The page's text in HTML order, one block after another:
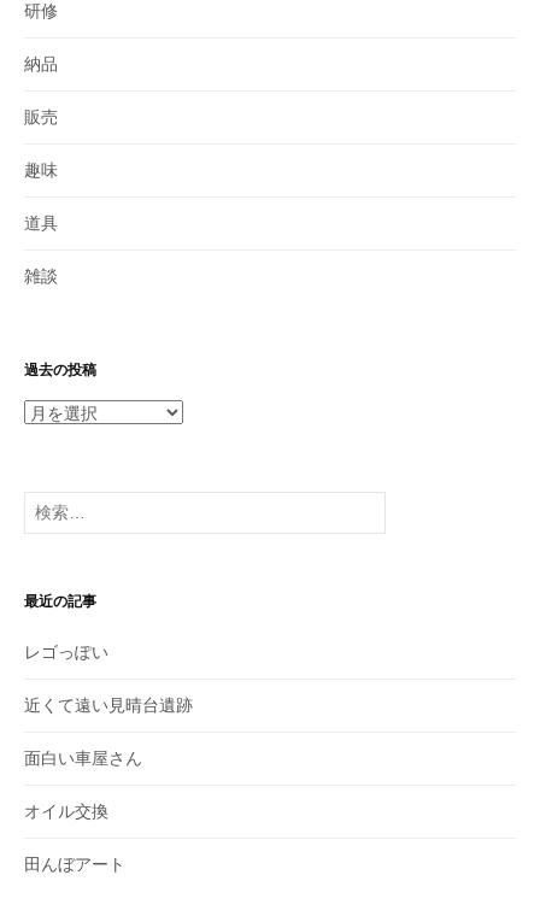
研修
納品
販売
趣味
道具
雑談
過去の投稿
過
投
稿
検
索:
最近の記事
レゴっぽい
近くて遠い見晴台遺跡
面白い車屋さん
オイル交換
田んぼアート